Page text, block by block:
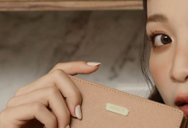
２．關於個人資料處理事宜，請瀏覽以
３．未成年的使用者請事先徵得法定代
「AFTEE先享後付」，若未經同意申辦
４．使用「AFTEE先享後付」時，將依
時審查核予不同之上限額度；若仍有額
請求用戶進行身份認證。
５．嚴禁一人註冊多個帳號或使用他人